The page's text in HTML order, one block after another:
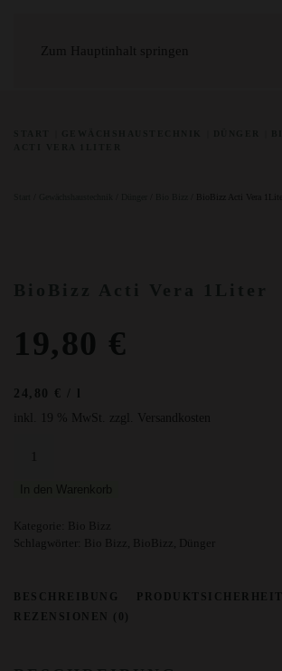
Zum Hauptinhalt springen
/ BioBizz Acti Vera 1Liter
19,80 €
24,80 € /
inkl. 19 % MwSt.
zzgl. Versandkosten
Menge
In den Warenkorb
Kategorie:
Bio Bizz
Schlagwörter:
Bio Bizz , BioBizz , Dünger
BESCHREIBUNG
PRODUKTSICHERHEIT
REZENSIONEN (0)